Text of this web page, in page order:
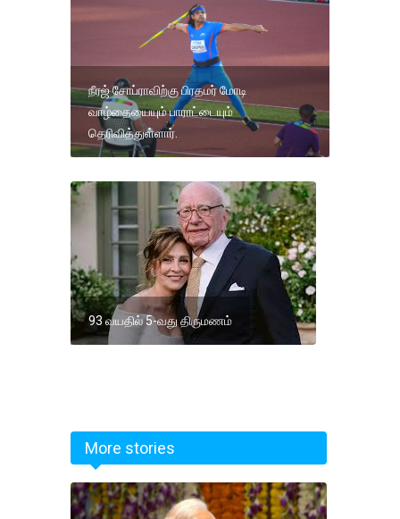
நீரஜ் சோப்ராவிற்கு பிரதமர் மோடி
வாழ்தையையும் பாராட்டையும்
தெரிவித்துள்ளார்.
93 வயதில் 5-வது திருமணம்
More stories